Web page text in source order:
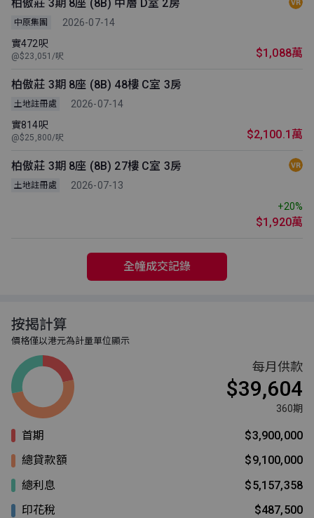
柏傲莊 3期 8座 (8B) 中層 D室 2房
中原集團
2026-07-14
實472呎
@$23,051/呎 $1,088萬
柏傲莊 3期 8座 (8B) 48樓 C室 3房
土地註冊處
2026-07-14
實814呎
@$25,800/呎 $2,100.1萬
柏傲莊 3期 8座 (8B) 27樓 C室 3房
土地註冊處
2026-07-13
+20%
$1,920萬
全幢成交記錄
按揭計算
價格僅以港元為計量單位顯示
每月供款
$39,604
360期
首期
$3,900,000
總貸款額
$9,100,000
總利息
$5,157,358
印花稅
$487,500